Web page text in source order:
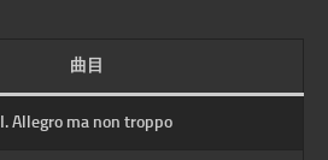
曲目
I. Allegro ma non troppo